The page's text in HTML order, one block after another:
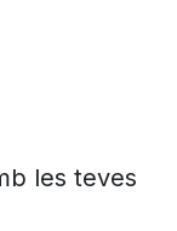
les teves